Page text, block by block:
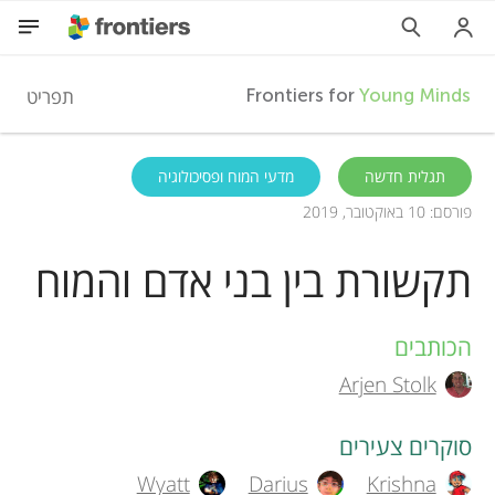
F
r
o
n
t
Frontiers forYoung Minds תפריט
השתתפות
תגלית חדשה
מדעי המוח ופסיכולוגיה
פורסם: 10 באוקטובר, 2019
תקשורת בין בני אדם והמוח
A
u
t
הכותבים
Arjen Stolk
סוקרים צעירים
Krishna
Darius
Wyatt